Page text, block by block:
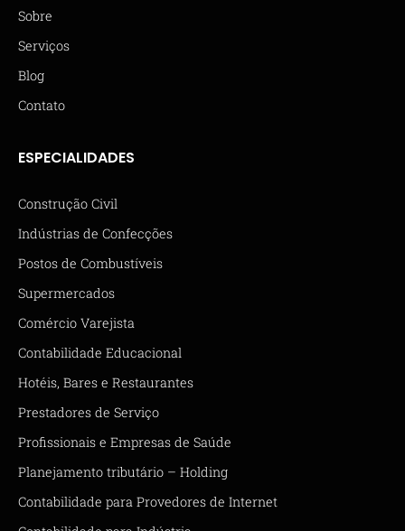
Sobre
Serviços
Blog
Contato
ESPECIALIDADES
Construção Civil
Indústrias de Confecções
Postos de Combustíveis
Supermercados
Comércio Varejista
Contabilidade Educacional
Hotéis, Bares e Restaurantes
Prestadores de Serviço
Profissionais e Empresas de Saúde
Planejamento tributário – Holding
Contabilidade para Provedores de Internet